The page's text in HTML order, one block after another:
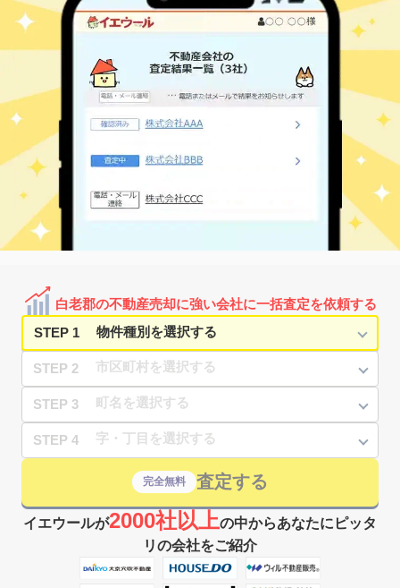
白老郡の不動産売却に強い会社に一括査定を依頼する
STEP 1
STEP 2
STEP 3
STEP 4
完全無料 査定する
イエウールが2000社以上の中からあなたにピッタ
リの会社をご紹介